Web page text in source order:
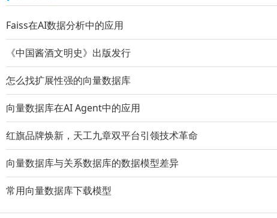
Faiss在AI数据分析中的应用
《中国酱酒文明史》出版发行
怎么找扩展性强的向量数据库
向量数据库在AI Agent中的应用
红旗品牌焕新，天工九章双平台引领技术革命
向量数据库与关系数据库的数据模型差异
常用向量数据库下载模型